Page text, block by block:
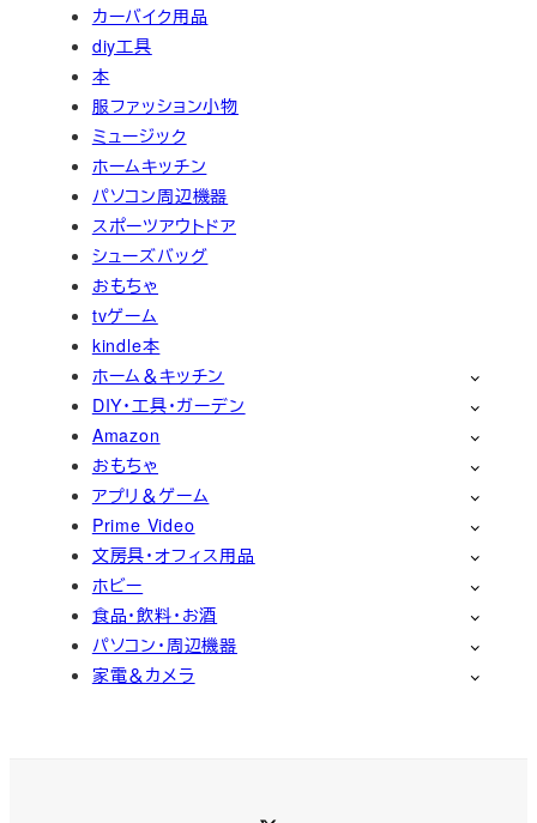
カーバイク用品
diy工具
本
服ファッション小物
ミュージック
ホームキッチン
パソコン周辺機器
スポーツアウトドア
シューズバッグ
おもちゃ
tvゲーム
kindle本
ホーム＆キッチン
DIY・工具・ガーデン
Amazon
おもちゃ
アプリ＆ゲーム
Prime Video
文房具・オフィス用品
ホビー
食品・飲料・お酒
パソコン・周辺機器
家電＆カメラ